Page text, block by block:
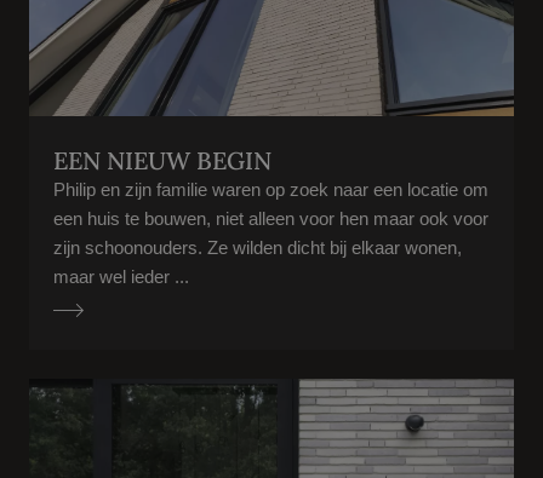
EEN NIEUW BEGIN
Philip en zijn familie waren op zoek naar een locatie om
een huis te bouwen, niet alleen voor hen maar ook voor
zijn schoonouders. Ze wilden dicht bij elkaar wonen,
maar wel ieder ...